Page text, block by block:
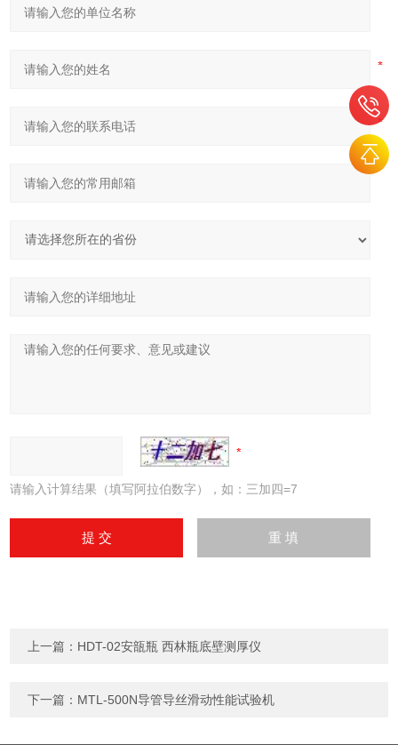
请输入计算结果（填写阿拉伯数字），如：三加四=7
上一篇： HDT-02安瓿瓶 西林瓶底壁测厚仪
下一篇： MTL-500N导管导丝滑动性能试验机